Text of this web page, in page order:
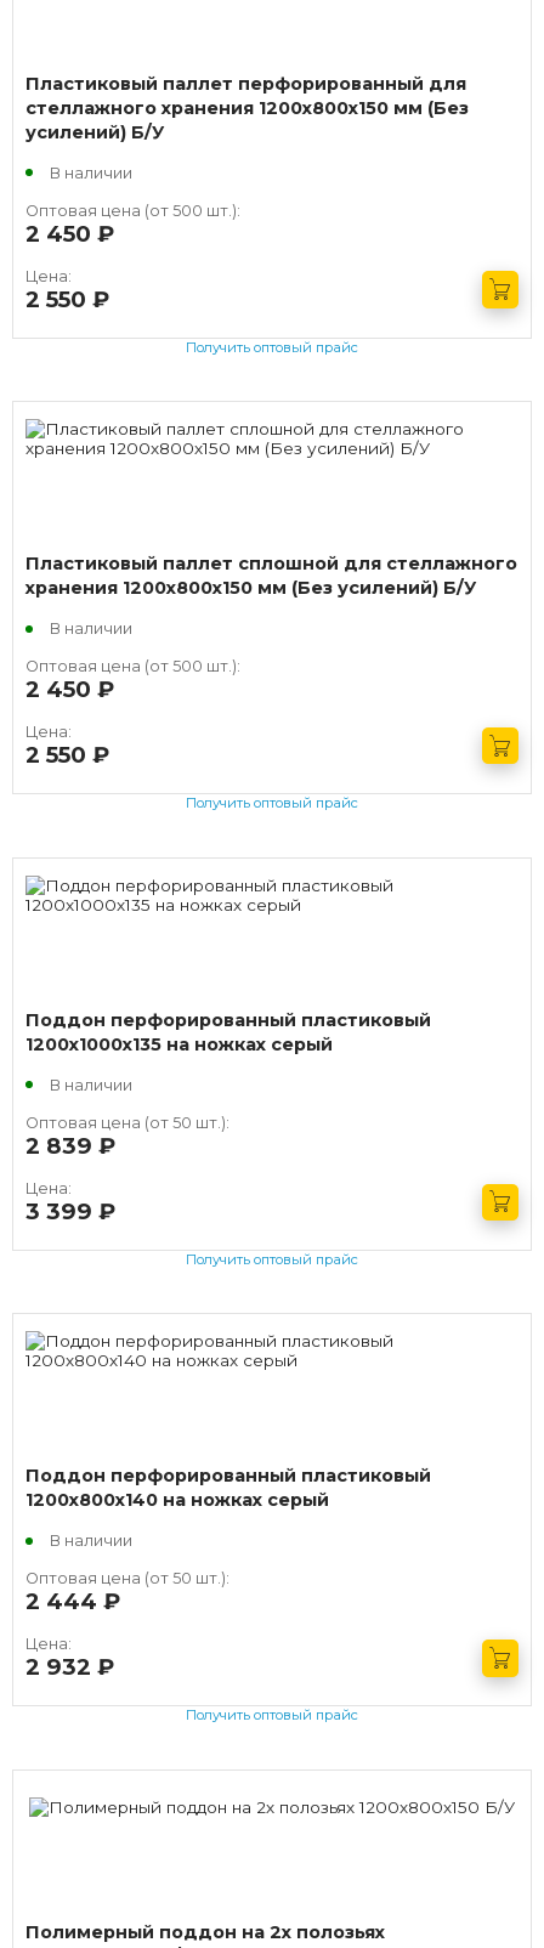
Пластиковый паллет перфорированный для
стеллажного хранения 1200х800х150 мм (Без
усилений) Б/У
В наличии
Оптовая цена (от 500 шт.):
2 450
Цена:
2 550
Получить оптовый прайс
Пластиковый паллет сплошной для стеллажного
хранения 1200х800х150 мм (Без усилений) Б/У
В наличии
Оптовая цена (от 500 шт.):
2 450
Цена:
2 550
Получить оптовый прайс
Поддон перфорированный пластиковый
1200х1000х135 на ножках серый
В наличии
Оптовая цена (от 50 шт.):
2 839
Цена:
3 399
Получить оптовый прайс
Поддон перфорированный пластиковый
1200х800х140 на ножках серый
В наличии
Оптовая цена (от 50 шт.):
2 444
Цена:
2 932
Получить оптовый прайс
Полимерный поддон на 2х полозьях